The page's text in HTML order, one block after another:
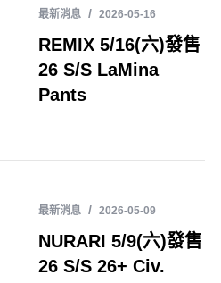
最新消息 2026-05-16
REMIX 5/16(六)發售
26 S/S LaMina
Pants
最新消息 2026-05-09
NURARI 5/9(六)發售
26 S/S 26+ Civ.